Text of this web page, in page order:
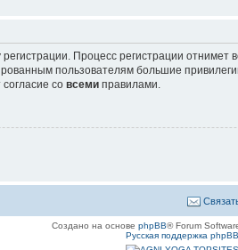
Процесс регистрации отнимет
пользователям большие
со всеми правилами.
Создано на основе phpBB® Forum
Русская поддержка phpBB